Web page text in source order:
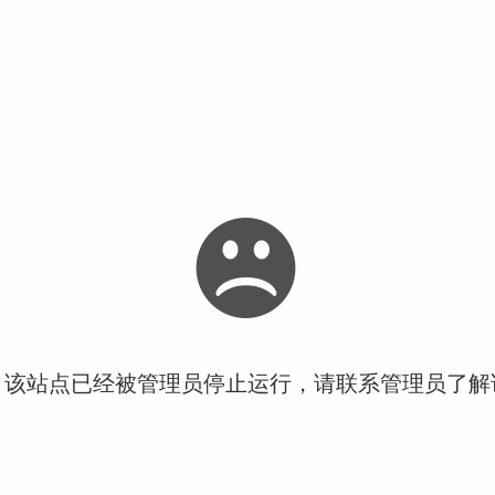
站点已经被管理员停止运行，请联系管理员了